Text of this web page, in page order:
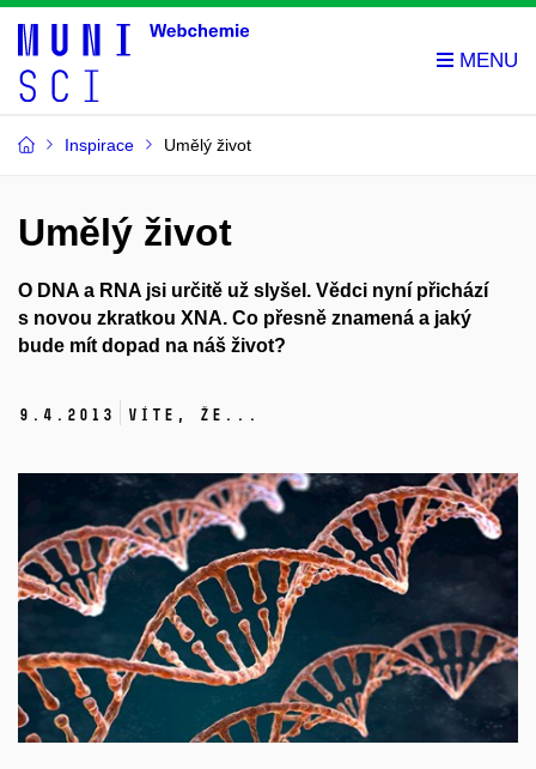
Inspirace Umělý život
Umělý život
O DNA a RNA jsi určitě už slyšel. Vědci nyní přichází
s novou zkratkou XNA. Co přesně znamená a jaký
bude mít dopad na náš život?
9. 4. 2013 Víte, že...